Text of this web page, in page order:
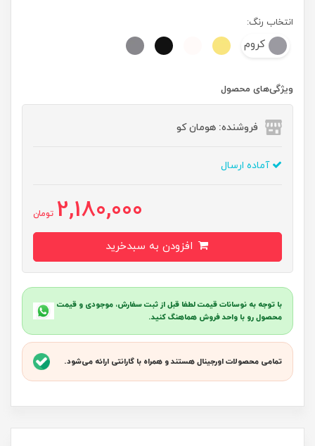
انتخاب رنگ:
کروم
ویژگی‌های محصول
فروشنده: هومان کو
آماده ارسال
2,180,000 تومان
با توجه به نوسانات قیمت لطفا قبل از ثبت سفارش، موجودی و قیمت
محصول رو با واحد فروش هماهنگ کنید.
تمامی محصولات اورجینال هستند و همراه با گارانتی ارائه می‌شود.